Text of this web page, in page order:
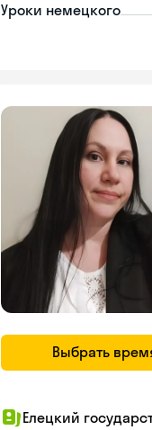
Уроки немецкого
Выбрать
Елецкий